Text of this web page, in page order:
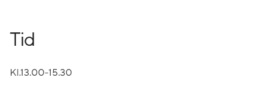
Tid
Kl.13.00-15.30